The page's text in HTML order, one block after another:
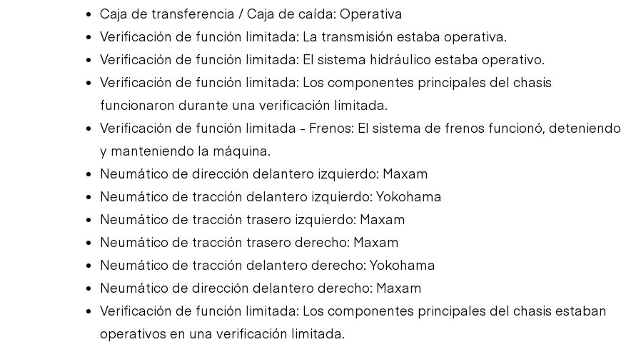
Caja de transferencia / Caja de caída: Operativa
Verificación de función limitada: La transmisión estaba operativa.
Verificación de función limitada: El sistema hidráulico estaba operativo.
Verificación de función limitada: Los componentes principales del chasis
funcionaron durante una verificación limitada.
Verificación de función limitada - Frenos: El sistema de frenos funcionó, deteniendo
y manteniendo la máquina.
Neumático de dirección delantero izquierdo: Maxam
Neumático de tracción delantero izquierdo: Yokohama
Neumático de tracción trasero izquierdo: Maxam
Neumático de tracción trasero derecho: Maxam
Neumático de tracción delantero derecho: Yokohama
Neumático de dirección delantero derecho: Maxam
Verificación de función limitada: Los componentes principales del chasis estaban
operativos en una verificación limitada.